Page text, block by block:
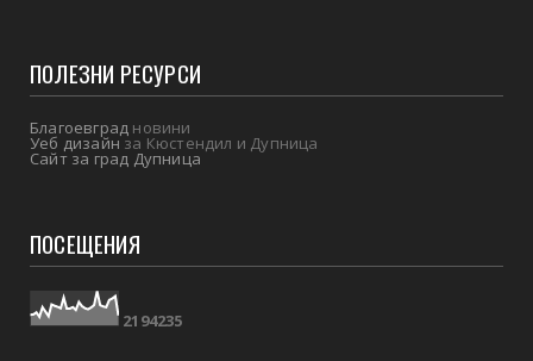
ПОЛЕЗНИ РЕСУРСИ
Благоевград новини
Уеб дизайнза Кюстендил и Дупница
Сайт за град Дупница
ПОСЕЩЕНИЯ
21 94235